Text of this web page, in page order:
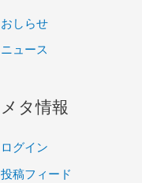
おしらせ
ニュース
メタ情報
ログイン
投稿フィード